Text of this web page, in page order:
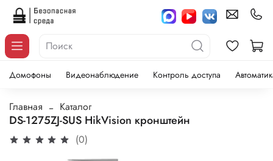
Домофоны Видеонаблюдение Контроль доступа
Главная Каталог
DS-1275ZJ-SUS HikVision кронштейн
(0)